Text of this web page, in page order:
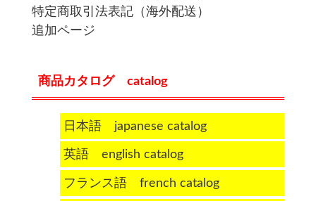
特定商取引法表記（海外配送）
追加ページ
商品カタログ catalog
日本語 japanese catalog
英語 english catalog
フランス語 french catalog